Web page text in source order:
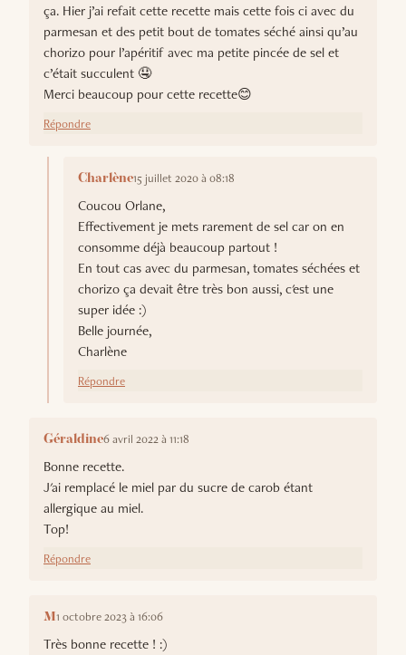
ça. Hier j’ai refait cette recette mais cette fois ci avec du
parmesan et des petit bout de tomates séché ainsi qu’au
chorizo pour l’apéritif avec ma petite pincée de sel et
c’était succulent 🤤
Merci beaucoup pour cette recette😊
Répondre
Charlène15 juillet 2020 à 08:18
Coucou Orlane,
Effectivement je mets rarement de sel car on en
consomme déjà beaucoup partout !
En tout cas avec du parmesan, tomates séchées et
chorizo ça devait être très bon aussi, c'est une
super idée :)
Belle journée,
Charlène
Répondre
Géraldine6 avril 2022 à 11:18
Bonne recette.
J'ai remplacé le miel par du sucre de carob étant
allergique au miel.
Top!
Répondre
M1 octobre 2023 à 16:06
Très bonne recette ! :)